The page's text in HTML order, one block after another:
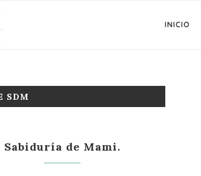
INICIO
SDM
Sabiduría de Mami.